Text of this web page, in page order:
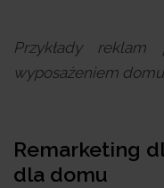
Przykłady
wyposażeniem domu
Remarketing
dla domu